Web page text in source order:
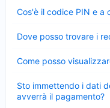
Cos'è il codice PIN e a
chiuso
Dove posso trovare i
chiuso
Come posso
chiuso
Sto immettendo i dati
avverrà il pagamento?
chiuso